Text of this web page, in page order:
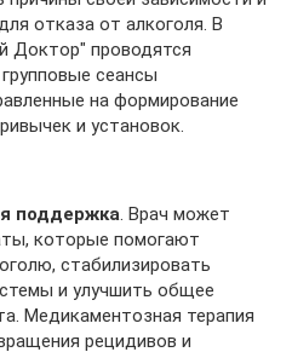
отказа от алкоголя. В
Доктор" проводятся
сеансы
на формирование
и установок.
поддержка . Врач может
которые помогают
стабилизировать
и улучшить общее
Медикаментозная терапия
рецидивов и